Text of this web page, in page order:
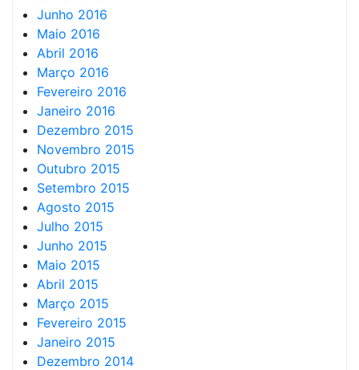
Junho 2016
Maio 2016
Abril 2016
Março 2016
Fevereiro 2016
Janeiro 2016
Dezembro 2015
Novembro 2015
Outubro 2015
Setembro 2015
Agosto 2015
Julho 2015
Junho 2015
Maio 2015
Abril 2015
Março 2015
Fevereiro 2015
Janeiro 2015
Dezembro 2014